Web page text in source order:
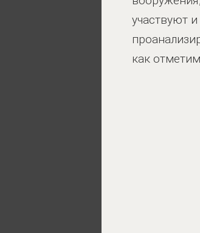
участвуют
как